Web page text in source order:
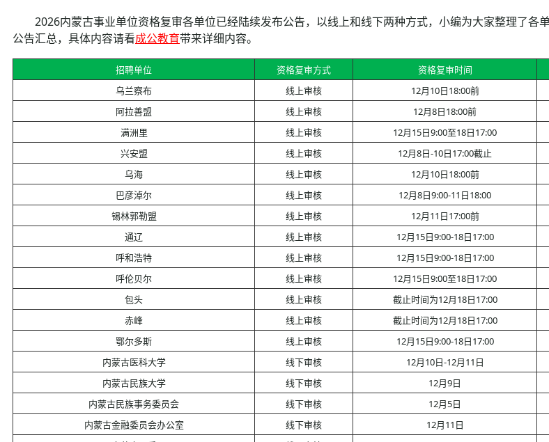
成绩查询
分数线
资格复审
历年真题
分数线
历年真题
分数线
2026内蒙古事业单位资格复审各单位已经陆续发布公告，以线上和线下两种方式，小编为大家整理了各
公告汇总，具体内容请看成公教育带来详细内容。
招聘单位 资格复审方式 资格复审时间
乌兰察布
线上审核 12月10日18:00前
阿拉善盟
线上审核 12月8日18:00前
满洲里
线上审核 12月15日9:00至18日17:00
兴安盟
线上审核 12月8日-10日17:00截止
乌海
线上审核 12月10日18:00前
巴彦淖尔
线上审核 12月8日9:00-11日18:00
锡林郭勒盟
线上审核 12月11日17:00前
通辽
线上审核 12月15日9:00-18日17:00
呼和浩特
线上审核 12月15日9:00-18日17:00
呼伦贝尔
线上审核 12月15日9:00至18日17:00
包头
线上审核 截止时间为12月18日17:00
赤峰
线上审核 截止时间为12月18日17:00
鄂尔多斯
线上审核 12月15日9:00-18日17:00
内蒙古医科大学
线下审核 12月10日-12月11日
内蒙古民族大学
线下审核 12月9日
内蒙古民族事务委员会
线下审核 12月5日
内蒙古金融委员会办公室
线下审核 12月11日